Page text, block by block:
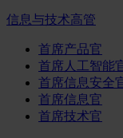
信息与技术高管
首席产品官
首席人工智能
首席信息安全
首席信息官
首席技术官